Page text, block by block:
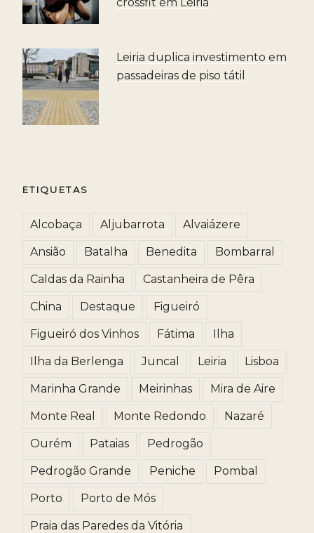
Leiria duplica investimento em
passadeiras de piso tátil
ETIQUETAS
Alcobaça Aljubarrota Alvaiázere
Ansião Batalha Benedita Bombarral
Caldas da Rainha Castanheira de Pêra
China Destaque Figueiró
Figueiró dos Vinhos Fátima Ilha
Ilha da Berlenga Juncal Leiria Lisboa
Marinha Grande Meirinhas Mira de Aire
Monte Real Monte Redondo Nazaré
Ourém Pataias Pedrogão
Pedrogão Grande Peniche Pombal
Porto Porto de Mós
Praia das Paredes da Vitória